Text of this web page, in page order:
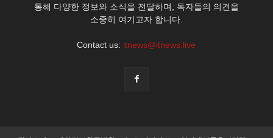
통해 다양한 정보와 소식을 전달하며, 독자들의 의견을
소중히 여기고자 합니다.
Contact us: itnews@itnews.live